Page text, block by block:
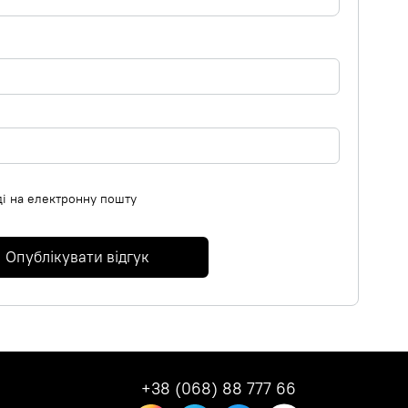
на електронну пошту
Опублікувати відгук
+38 (068) 88 777 66